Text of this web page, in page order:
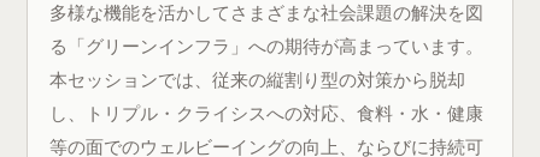
多様な機能を活かしてさまざまな社会課題の解決を図
る「グリーンインフラ」への期待が高まっています。
本セッションでは、従来の縦割り型の対策から脱却
し、トリプル・クライシスへの対応、食料・水・健康
等の面でのウェルビーイングの向上、ならびに持続可